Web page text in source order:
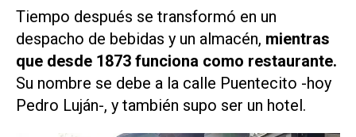
Tiempo después se transformó en un
despacho de bebidas y un almacén, mientras
que desde 1873 funciona como restaurante.
Su nombre se debe a la calle Puentecito -hoy
Pedro Luján-, y también supo ser un hotel.